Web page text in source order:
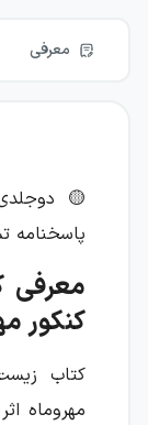
معرفی
🟡
پاسخنامه
معرفی
کنکور
کتاب
مهروماه